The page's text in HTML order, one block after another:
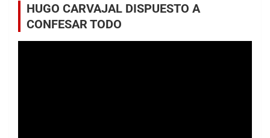
HUGO CARVAJAL DISPUESTO A
CONFESAR TODO